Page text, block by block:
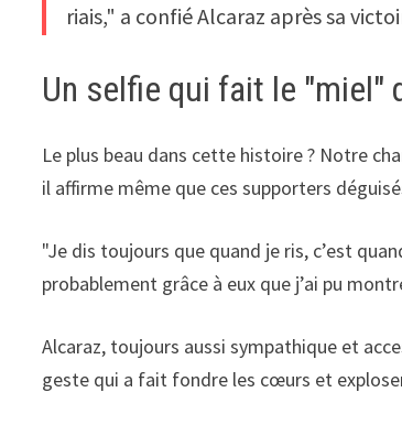
riais," a confié Alcaraz après sa
Un selfie qui fait le "miel"
Le plus beau dans cette histoire ? Notre
il affirme même que ces supporters
"Je dis toujours que quand je ris, c’est
probablement grâce à eux que j’ai pu
Alcaraz, toujours aussi sympathique et
geste qui a fait fondre les cœurs et